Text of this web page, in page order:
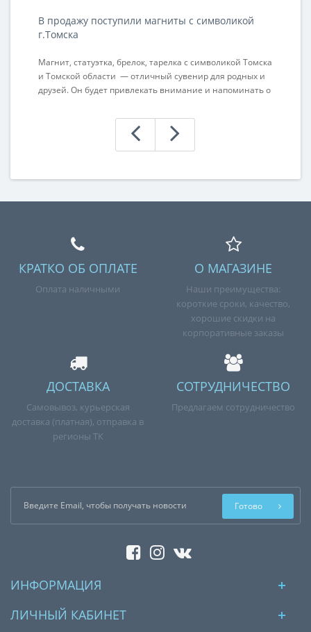
В продажу поступили магниты с символикой
г.Томска
Магнит, статуэтка, брелок, тарелка с символикой Томска
и Томской области — отличный сувенир для родных и
друзей. Он будет привлекать внимание и напоминать о
для себя, не забудьте сделать подарок родным, друзьям
или коллегам. Ваше внимание оценят по достоинству. ..
КРАТКО ОБ ОПЛАТЕ
Оплата наличными
О МАГАЗИНЕ
Наши преимущества:
короткие сроки, качество,
хорошие скидки на
корпоративные заказы
ДОСТАВКА
Самовывоз, курьерская
доставка (платная), отправка в
регионы ТК
СОТРУДНИЧЕСТВО
Предлагаем сотрудничество
Готово
ИНФОРМАЦИЯ
ЛИЧНЫЙ КАБИНЕТ